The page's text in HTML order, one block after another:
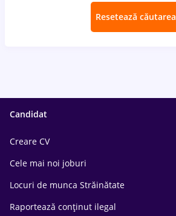
Resetează căutarea
Candidat
Creare CV
Cele mai noi joburi
Locuri de munca Străinătate
Raportează conținut ilegal